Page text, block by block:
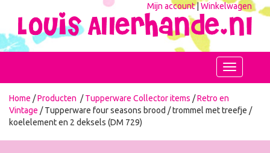
Mijn account|Winkelwagen
Toggle
navigation
Home /Producten /Tupperware Collector items /Retro en
Vintage / Tupperware four seasons brood / trommel met treefje /
koelelement en 2 deksels (DM 729)